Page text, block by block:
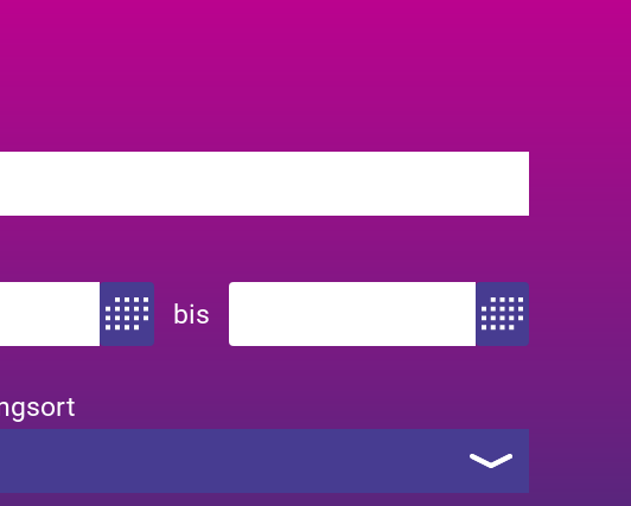
Zeitraum von
bis Zeitraum bis